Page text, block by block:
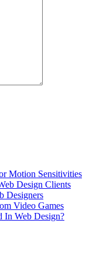
Motion Sensitivities
Design Clients
Designers
Video Games
In Web Design?